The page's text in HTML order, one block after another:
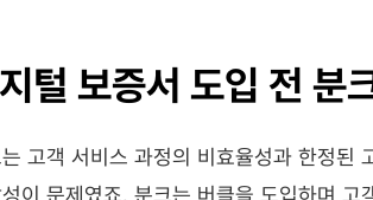
털 보증서 도입 전 분
고객 서비스 과정의 비효율성과 한정된